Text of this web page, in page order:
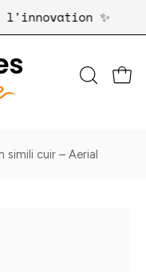
l'innovation ✨
OUVRIR
simili cuir – Aerial